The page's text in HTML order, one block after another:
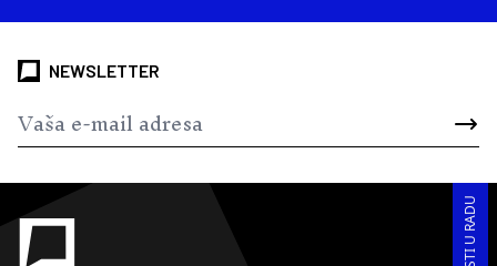
NEWSLETTER